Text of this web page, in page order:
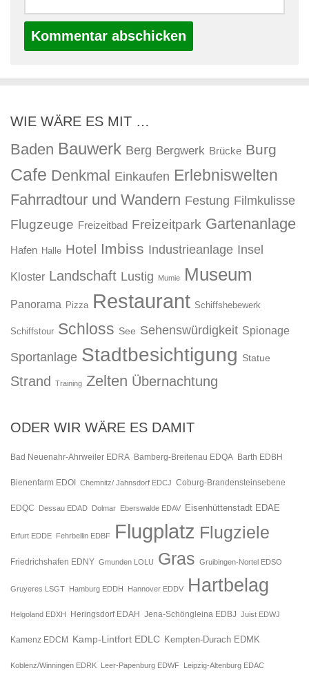
WIE WÄRE ES MIT …
Baden Bauwerk Berg Bergwerk Brücke Burg
Cafe Denkmal Einkaufen Erlebniswelten
Fahrradtour und Wandern Festung Filmkulisse
Flugzeuge Freizeitbad Freizeitpark Gartenanlage
Hafen Halle Hotel Imbiss Industrieanlage Insel
Kloster Landschaft Lustig Mumie Museum
Panorama Pizza Restaurant Schiffshebewerk
Schiffstour Schloss See Sehenswürdigkeit Spionage
Sportanlage Stadtbesichtigung Statue
Strand Training Zelten Übernachtung
ODER WIR WÄRE ES DAMIT
Bad Neuenahr-Ahrweiler EDRA Bamberg-Breitenau EDQA Barth EDBH
Bienenfarm EDOI Chemnitz/ Jahnsdorf EDCJ Coburg-Brandensteinsebene
EDQC Dessau EDAD Dolmar Eberswalde EDAV Eisenhüttenstadt EDAE
Erfurt EDDE Fehrbellin EDBF Flugplatz Flugziele
Friedrichshafen EDNY Gmunden LOLU Gras Gruibingen-Nortel EDSO
Gruyeres LSGT Hamburg EDDH Hannover EDDV Hartbelag
Helgoland EDXH Heringsdorf EDAH Jena-Schöngleina EDBJ Juist EDWJ
Kamenz EDCM Kamp-Lintfort EDLC Kempten-Durach EDMK
Koblenz/Winningen EDRK Leer-Papenburg EDWF Leipzig-Altenburg EDAC